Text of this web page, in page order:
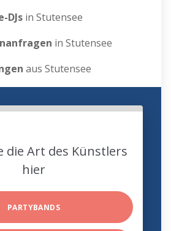
DJs in Stutensee
in Stutensee
aus Stutensee
die Art des Künstlers
hier
PARTYBANDS